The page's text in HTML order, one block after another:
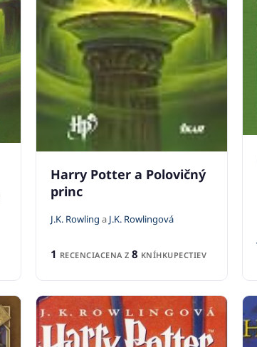
Harry Potter a Polovičný
princ
J.K. Rowling a J.K. Rowlingová
1 RECENCIACENA Z 8 KNÍHKUPECTIEV